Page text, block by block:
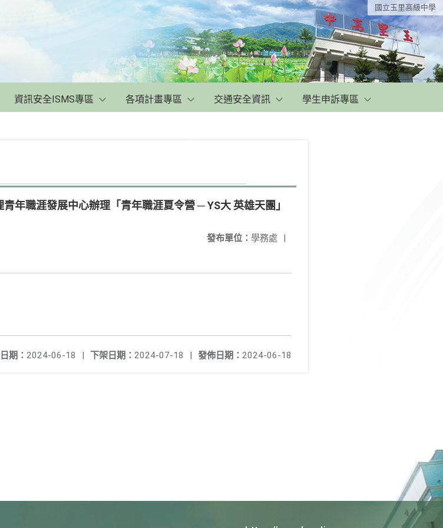
國立玉里高級中學
資訊安全ISMS專區 各項計畫專區 交通安全資訊 學生申訴專區
年職涯發展中心辦理「青年職涯夏令營 ─ YS大 英雄天團」
發布單位： 學務處 |
發佈日期： 2024-06-18
下架日期： 2024-07-18 |
期： 2024-06-18 |